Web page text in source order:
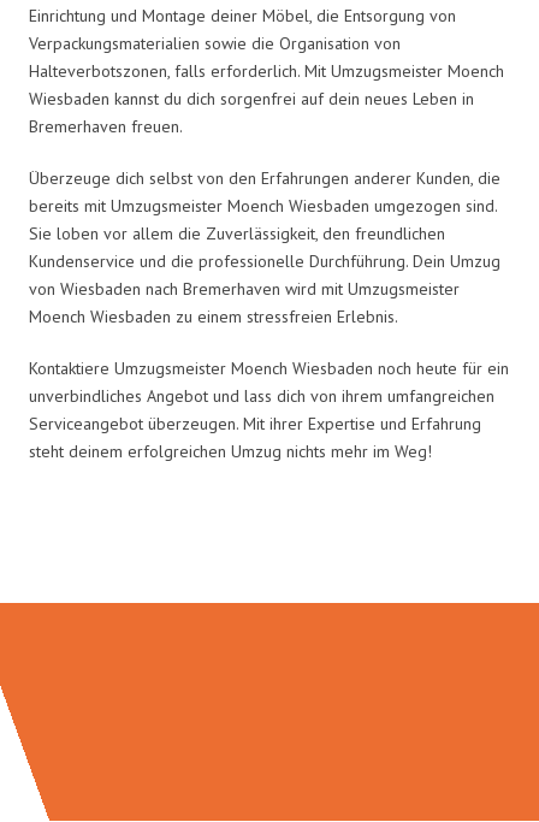
Einrichtung und Montage deiner Möbel, die Entsorgung von
Verpackungsmaterialien sowie die Organisation von
Halteverbotszonen, falls erforderlich. Mit Umzugsmeister Moench
Wiesbaden kannst du dich sorgenfrei auf dein neues Leben in
Bremerhaven freuen.
Überzeuge dich selbst von den Erfahrungen anderer Kunden, die
bereits mit Umzugsmeister Moench Wiesbaden umgezogen sind.
Sie loben vor allem die Zuverlässigkeit, den freundlichen
Kundenservice und die professionelle Durchführung. Dein Umzug
von Wiesbaden nach Bremerhaven wird mit Umzugsmeister
Moench Wiesbaden zu einem stressfreien Erlebnis.
Kontaktiere Umzugsmeister Moench Wiesbaden noch heute für ein
unverbindliches Angebot und lass dich von ihrem umfangreichen
Serviceangebot überzeugen. Mit ihrer Expertise und Erfahrung
steht deinem erfolgreichen Umzug nichts mehr im Weg!